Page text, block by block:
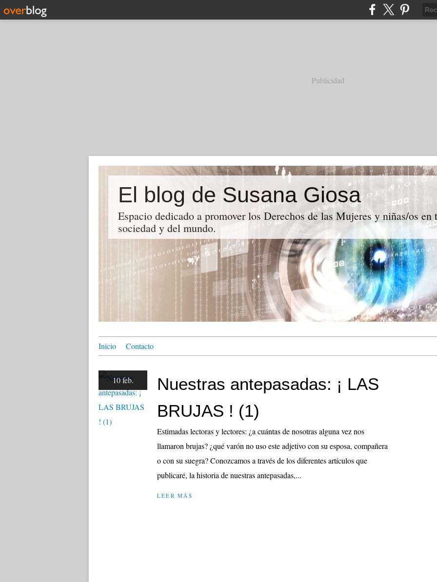
Publicidad
El blog de Susana Giosa
Espacio dedicado a promover los Derechos de las Mujeres y niñas/os
sociedad y del mundo.
Inicio Contacto
10 feb.
Nuestras antepasadas: ¡ LAS
BRUJAS ! (1)
Estimadas lectoras y lectores: ¿a cuántas de nosotras alguna vez nos
llamaron brujas? ¿qué varón no uso este adjetivo con su esposa, compañera
o con su suegra? Conozcamos a través de los diferentes artículos que
publicaré, la historia de nuestras antepasadas,...
LEER MÁS